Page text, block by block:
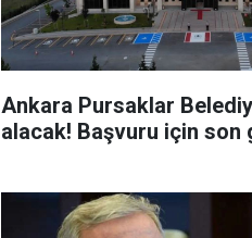
Ankara Pursaklar
alacak! Başvuru için son